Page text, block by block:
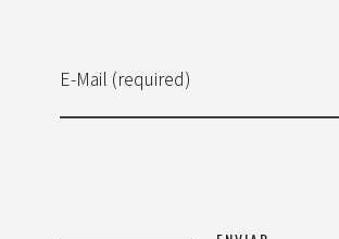
E-Mail (required)